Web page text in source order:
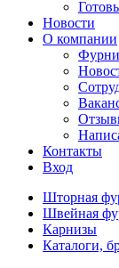
Новости
О компании
Контакты
Вход
Шторная
Швейная
Карнизы
Каталоги,